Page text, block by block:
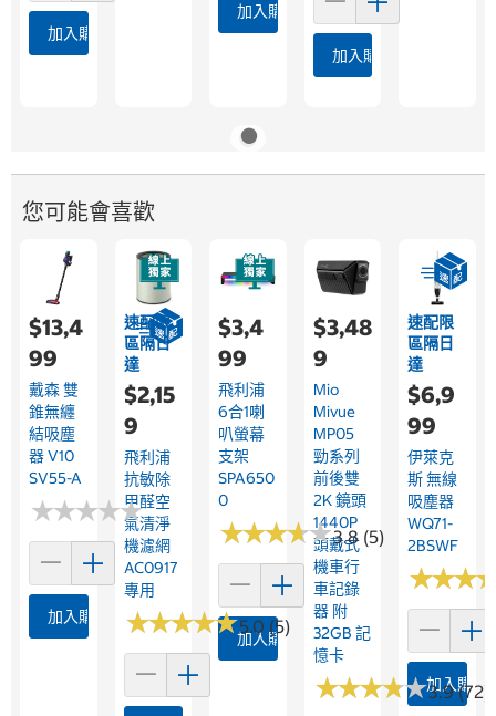
加入購物車
加入購物車
加入購物車
您可能會喜歡
$13,4
99
戴森 雙
錐無纏
結吸塵
器 V10
SV55-A
★★★★★
★★★★★
加入購物車
速配限
區隔日
達
$2,15
9
飛利浦
抗敏除
甲醛空
氣清淨
機濾網
AC0917
專用
★★★★★
★★★★★5.0 (5)
$3,4
99
飛利浦
6合1喇
叭螢幕
支架
SPA650
0
★★★★★
★★★★★3.8 (5)
加入購物車
$3,48
9
Mio
Mivue
MP05
勁系列
前後雙
2K 鏡頭
1440P
頭戴式
機車行
車記錄
器 附
32GB 記
憶卡
★★★★★
★★★★★3.9 (72)
速配限
區隔日
達
$6,9
99
伊萊克
斯 無線
吸塵器
WQ71-
2BSWF
★★★
★★★
加入購物